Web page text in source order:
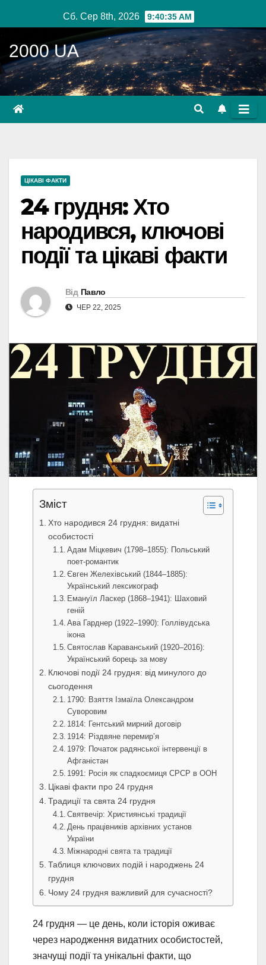
до
вмісту
Сб. Сер 8th, 2026 9:40:37 AM
2000 UA
ЦІКАВІ ФАКТИ
24 грудня: Хто
народився, ключові
події та цікаві факти
Від Павло
ЧЕР 22, 2025
Зміст
Хто народився 24 грудня: видатні
особистості
Адам Міцкевич (1798–1855): Польський
поет-романтик
Євген Желехівський (1844–1885):
Український лексикограф
Емануїл Ласкер (1868–1941): Шаховий
геній
Ава Гарднер (1922–1990): Голлівудська
ікона
Святослав Караванський (1920–2016):
Український борець за мову
Ключові події 24 грудня: від минулого до
сьогодення
1790: Взяття Ізмаїла Олександром
Суворовим
1814: Гентський мирний договір
1914: Різдвяне перемир’я
1979: Початок радянської інтервенції в
Афганістан
1991: Росія як спадкоємиця СРСР в ООН
Цікаві факти про 24 грудня
Традиції та свята 24 грудня
Святвечір: Християнські традиції
День працівників архівних установ
України
Міжнародні свята та традиції
Таблиця ключових подій і народжень 24
грудня
Чому 24 грудня важливий для сучасності?
24 грудня — це день, коли історія оживає
через народження видатних особистостей,
значущі події та унікальні факти, що